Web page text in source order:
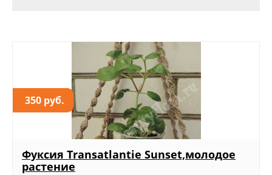
350 руб.
Фуксия Transatlantie Sunset,молодое
растение